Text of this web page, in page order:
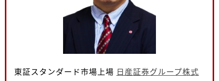
東証スタンダード市場上場 日産証券グループ株式